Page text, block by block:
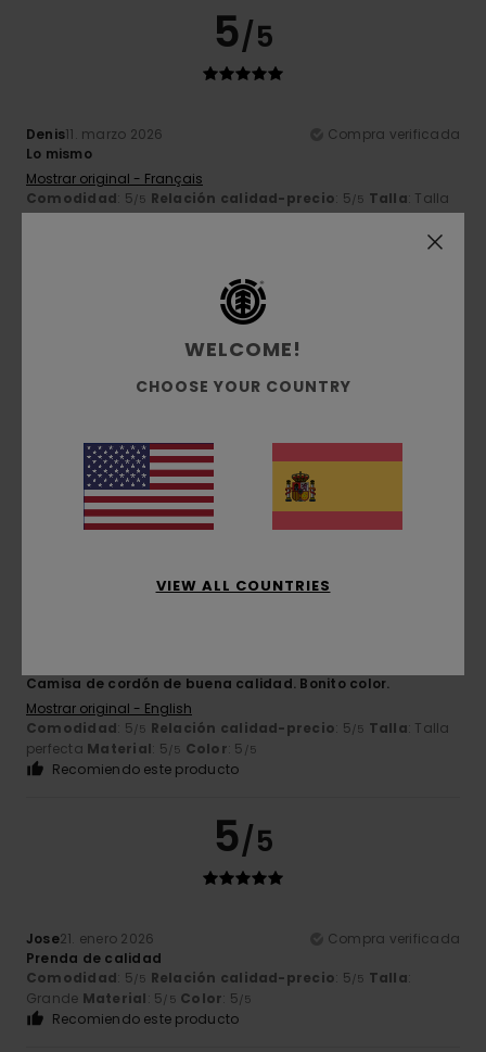
5/5
Denis11. marzo 2026
Compra verificada
Lo mismo
Mostrar original - Français
Comodidad: 5/5 Relación calidad-precio: 5/5 Talla: Talla
perfectaMaterial: 5 Color: 5
5/5
19. febrero 2026
Compra verificada
Comodidad: 5/5 Relación calidad-precio
perfectaMaterial: 5/5 Color
Recomiendo este producto
Camisa de cordón de buena calidad. Bonito color.
Mostrar original - English
Comodidad: 5/5 Relación calidad-precio: 5/5 Talla: Talla
perfecta Material: 5/5 Color: 5 /5
Recomiendo este producto
5/5
Jose21. enero 2026
Compra verificada
Prenda de calidad
Comodidad: 5/5 Relación calidad-precio: 5/5 Talla:
Grande Material: 5/5 Color: 5/5
Recomiendo este producto
WELCOME!
CHOOSE YOUR COUNTRY
VIEW ALL COUNTRIES